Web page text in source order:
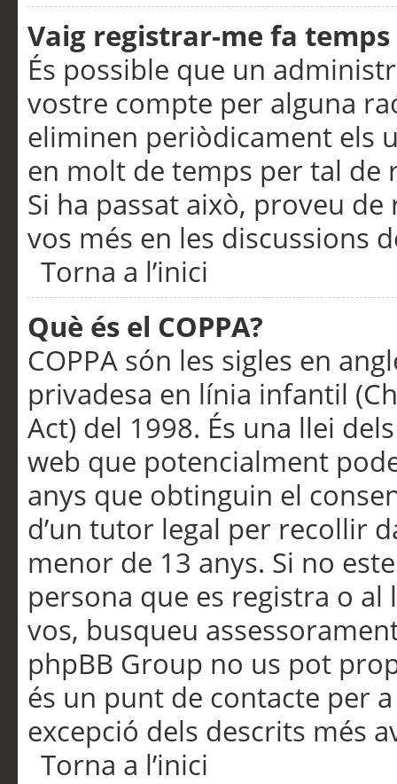
Vaig registrar-me fa
És possible que un
vostre compte per alguna
eliminen periòdicament els
en molt de temps per tal de
Si ha passat això, proveu
vos més en les discussions
Torna a l’inici
Què és el COPPA?
COPPA són les sigles en
privadesa en línia infantil
Act) del 1998. És una llei
web que potencialment
anys que obtinguin el
d’un tutor legal per recollir
menor de 13 anys. Si no
persona que es registra o
vos, busqueu
phpBB Group no us pot
és un punt de contacte per
excepció dels descrits més
Torna a l’inici